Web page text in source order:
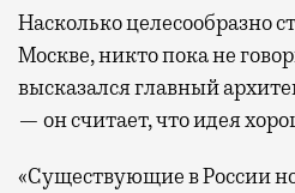
Насколько целесообразно
Москве, никто пока не
высказался главный
— он считает, что идея
«Существующие в России